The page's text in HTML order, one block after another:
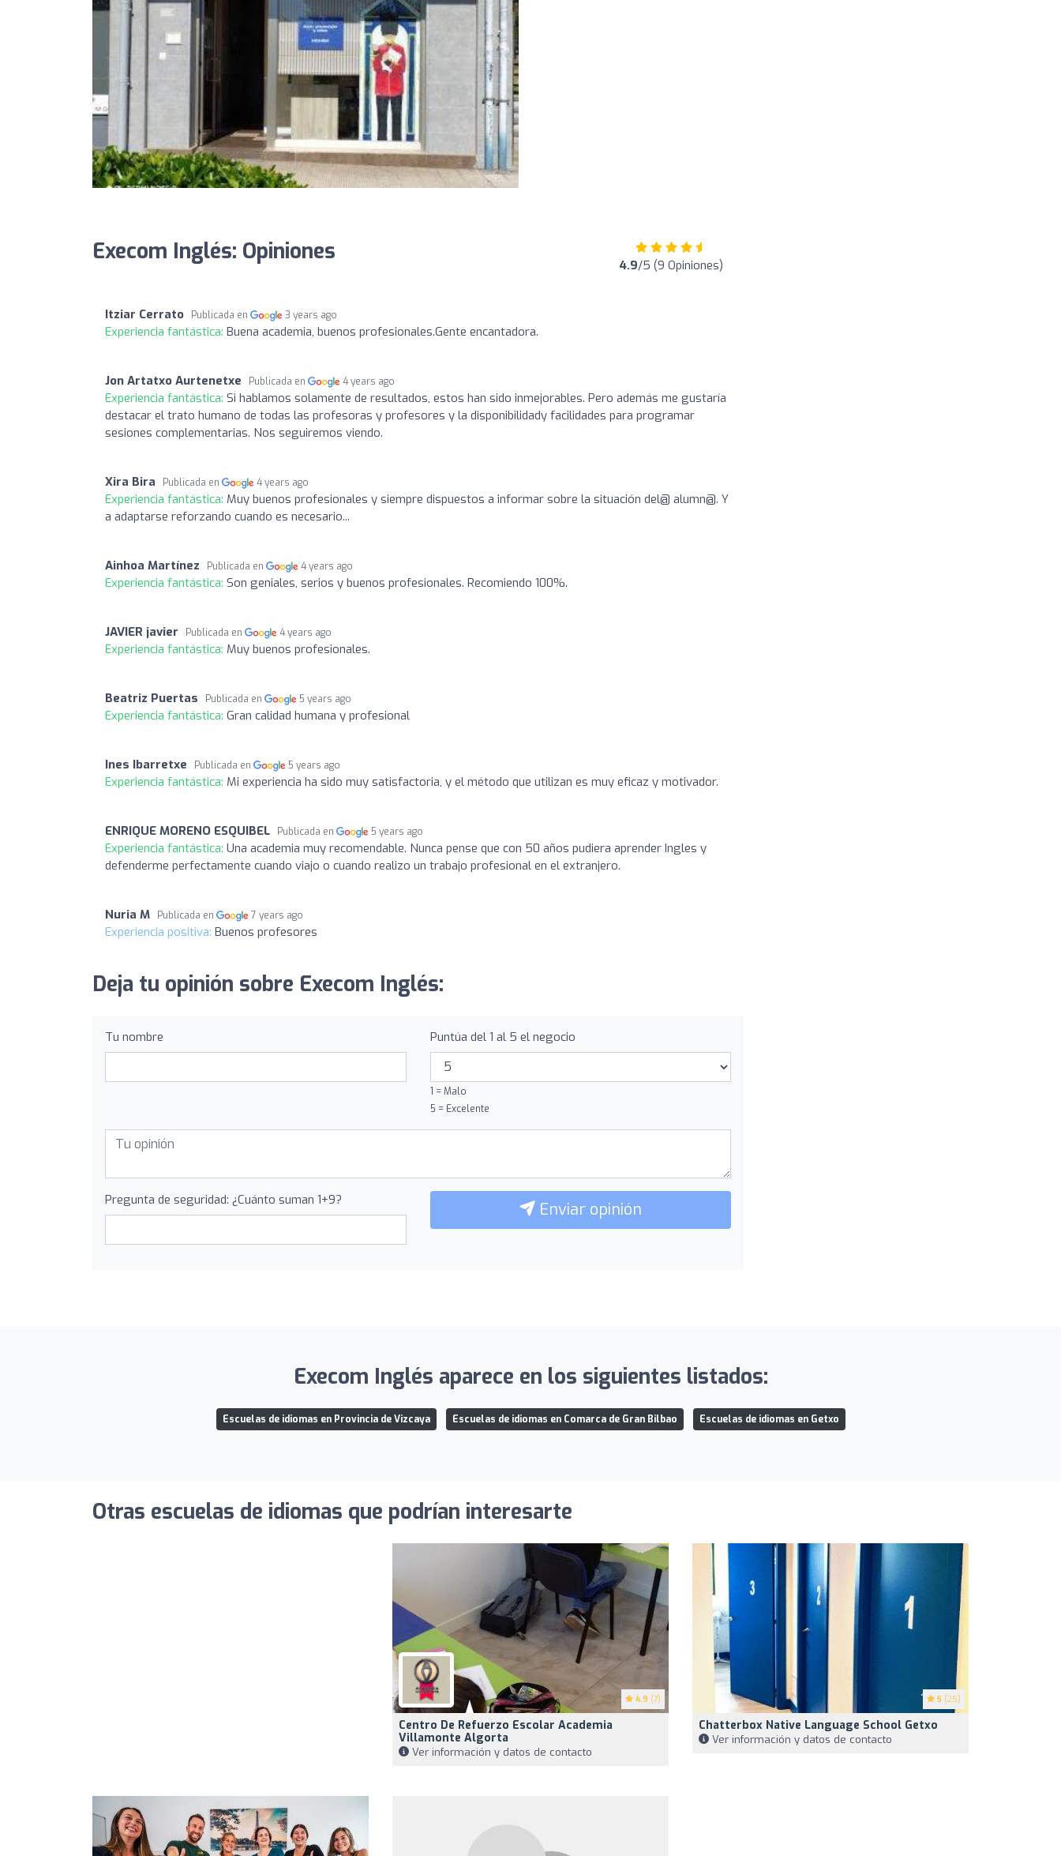
Execom Inglés: Opiniones 4.9/5 (9 Opiniones)
Itziar Cerrato Publicada en 3 years ago
Experiencia fantástica: Buena academia, buenos profesionales.Gente encantadora.
Jon Artatxo Aurtenetxe Publicada en 4 years ago
Experiencia fantástica: Si hablamos solamente de resultados, estos han sido inmejorables. Pero además me gustaría
destacar el trato humano de todas las profesoras y profesores y la disponibilidady facilidades para programar
sesiones complementarias. Nos seguiremos viendo.
Xira Bira Publicada en 4 years ago
Experiencia fantástica: Muy buenos profesionales y siempre dispuestos a informar sobre la situación del@ alumn@. Y
a adaptarse reforzando cuando es necesario...
Ainhoa Martínez Publicada en 4 years ago
Experiencia fantástica: Son geniales, serios y buenos profesionales. Recomiendo 100%.
JAVIER javier Publicada en 4 years ago
Experiencia fantástica: Muy buenos profesionales.
Beatriz Puertas Publicada en 5 years ago
Experiencia fantástica: Gran calidad humana y profesional
Ines Ibarretxe Publicada en 5 years ago
Experiencia fantástica: Mi experiencia ha sido muy satisfactoria, y el método que utilizan es muy eficaz y motivador.
ENRIQUE MORENO ESQUIBEL Publicada en 5 years ago
Experiencia fantástica: Una academia muy recomendable. Nunca pense que con 50 años pudiera aprender Ingles y
defenderme perfectamente cuando viajo o cuando realizo un trabajo profesional en el extranjero.
Nuria M Publicada en 7 years ago
Experiencia positiva: Buenos profesores
Deja tu opinión sobre Execom Inglés:
Tu nombre Puntúa del 1 al 5 el negocio
1 = Malo
5 = Excelente
Pregunta de seguridad: ¿Cuánto suman 1+9? Enviar opinión
Execom Inglés aparece en los siguientes listados:
Escuelas de idiomas en Provincia de Vizcaya Escuelas de idiomas en Comarca de Gran Bilbao Escuelas de idiomas en Getxo
Otras escuelas de idiomas que podrían interesarte
4.9 (7)
Centro De Refuerzo Escolar Academia
Villamonte Algorta
Ver información y datos de contacto
5 (25)
Chatterbox Native Language School Getxo
Ver información y datos de contacto